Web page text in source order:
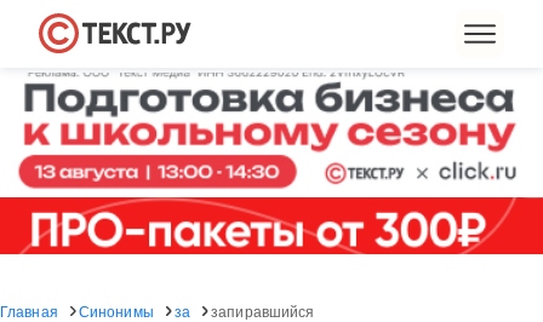
Главная Синонимы за запиравшийся